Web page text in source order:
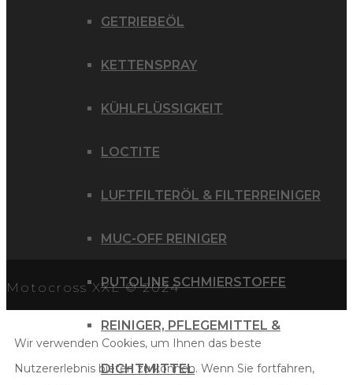
GETRIEBEÖL
KETTENSPRAY
KÜHLFLÜSSIGKEIT
LOCTITE
LUFTFILTERÖL & FILTERREINIGER
MUC-OFF REINIGER
PUTOLINE SCHMIERSTOFFE
REINIGER, PFLEGEMITTEL &
DICHTMITTEL
Motocross XXL © 2024
Wir verwenden Cookies, um Ihnen das beste
Nutzererlebnis bieten zu können. Wenn Sie fortfahren,